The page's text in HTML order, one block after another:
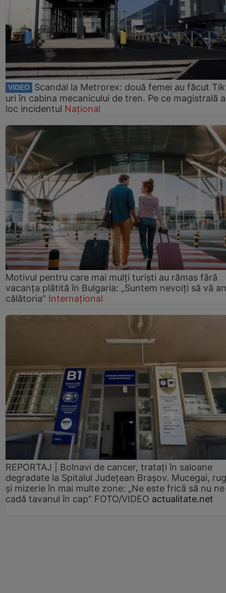
VIDEO
Scandal la Metrorex: două femei au făcut
uri în cabina mecanicului de tren. Pe ce magistrală
loc incidentul Național
Motivul pentru care mai mulți turiști au rămas fără
vacanța plătită în Bulgaria: „Suntem nevoiți să vă
călătoria” Internațional
REPORTAJ | Bolnavi de cancer, tratați în saloane
degradate la Spitalul Județean Brașov. Mucegai,
și mizerie în mai multe zone: „Ne este frică să nu ne
cadă tavanul în cap” FOTO/VIDEO actualitate.net